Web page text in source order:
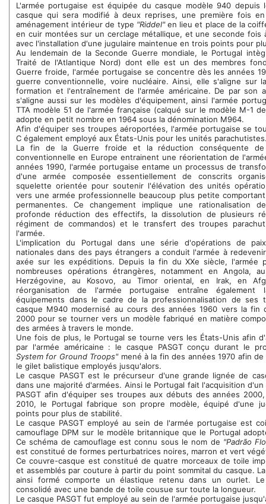
L'armée portugaise est équipée du casque modèle 940 depuis
casque qui sera modifié à deux reprises, une première fois
aménagement intérieur de type "Riddel"en lieu et place de la
en cuir montées sur un cerclage métallique, et une seconde fois
avec l'installation d'une jugulaire maintenue en trois points pour
Au lendemain de la Seconde Guerre mondiale, le Portugal
Traité de l'Atlantique Nord) dont elle est un des membres
Guerre froide, l'armée portugaise se concentre dès les années
guerre conventionnelle, voire nucléaire. Ainsi, elle s'aligne sur
formation et l'entraînement de l'armée américaine. De par son
s'aligne aussi sur les modèles d'équipement, ainsi l'armée
TTA modèle 51 de l'armée française (calqué sur le modèle M-1
adopte en petit nombre en 1964 sous la dénomination M964.
Afin d'équiper ses troupes aéroportées, l'armée portugaise se
C également employé aux États-Unis pour les unités
La fin de la Guerre froide et la réduction conséquente
conventionnelle en Europe entrainent une réorientation de
années 1990, l'armée portugaise entame un processus de
d'une armée composée essentiellement de conscrits
squelette orientée pour soutenir l'élévation des unités
vers une armée professionnelle beaucoup plus petite
permanentes. Ce changement implique une rationalisation
profonde réduction des effectifs, la dissolution de plusieurs
régiment de commandos) et le transfert des troupes
l'armée.
L'implication du Portugal dans une série d'opérations de
nationales dans des pays étrangers a conduit l'armée à
axée sur les expéditions. Depuis la fin du XXe siècle, l'armée
nombreuses opérations étrangères, notamment en Angola,
Herzégovine, au Kosovo, au Timor oriental, en Irak, en
réorganisation de l'armée portugaise entraîne
équipements dans le cadre de la professionnalisation de ses
casque M940 modernisé au cours des années 1960 vers la fin
2000 pour se tourner vers un modèle fabriqué en matière
des armées à travers le monde.
Une fois de plus, le Portugal se tourne vers les États-Unis afin
par l'armée américaine : le casque PASGT conçu durant le
System for Ground Troops"mené à la fin des années 1970 afin
le gilet balistique employés jusqu'alors.
Le casque PASGT est le précurseur d'une grande lignée de
dans une majorité d'armées. Ainsi le Portugal fait l'acquisition
PASGT afin d'équiper ses troupes aux débuts des années
2010, le Portugal fabrique son propre modèle, équipé d'une
points pour plus de stabilité.
Le casque PASGT employé au sein de l'armée portugaise est
camouflage DPM sur le modèle britannique que le Portugal
Ce schéma de camouflage est connu sous le nom de "Padrão
est constitué de formes perturbatrices noires, marron et vert
Ce couvre-casque est constitué de quatre morceaux de toile
et assemblés par couture à partir du point sommital du casque.
ainsi formé comporte un élastique retenu dans un ourlet.
consolidé avec une bande de toile cousue sur toute la longueur.
Le casque PASGT fut employé au sein de l'armée portugaise